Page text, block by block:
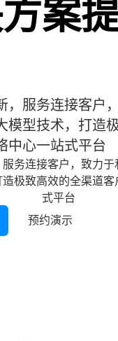
案
，服务连接客户
模型技术，打造
中心一站式平台
务连接客户，致力于
极致高效的全渠道
式平台
预约演示